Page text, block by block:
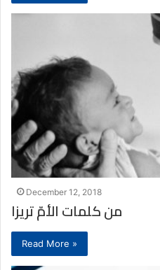
December 12, 2018
من كلمات الأمّ تريزا
Read More »